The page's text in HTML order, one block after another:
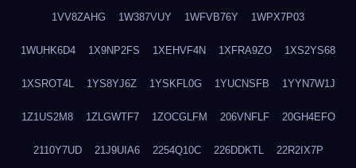
1VV8ZAHG 1W387VUY 1WFVB76Y 1WPX7P03
1WUHK6D4 1X9NP2FS 1XEHVF4N 1XFRA9ZO 1XS2YS68
1XSROT4L 1YS8YJ6Z 1YSKFL0G 1YUCNSFB 1YYN7W1J
1Z1US2M8 1ZLGWTF7 1ZOCGLFM 206VNFLF 20GH4EFO
2110Y7UD 21J9UIA6 2254Q10C 226DDKTL 22R2IX7P